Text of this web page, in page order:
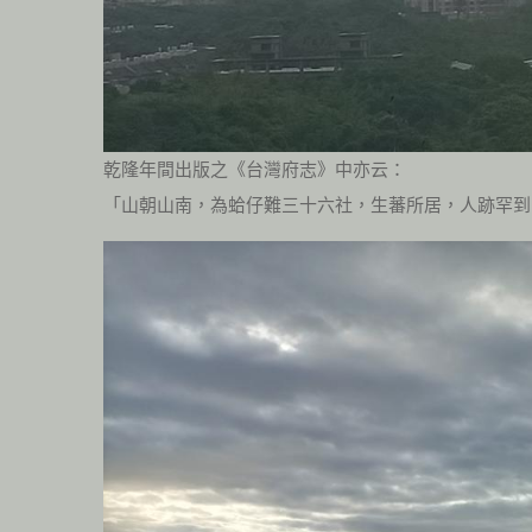
乾隆年間出版之《台灣府志》中亦云：
「山朝山南，為蛤仔難三十六社，生蕃所居，人跡罕